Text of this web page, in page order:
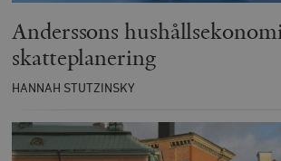
Anderssons
skatteplanering
HANNAH STUTZINSKY